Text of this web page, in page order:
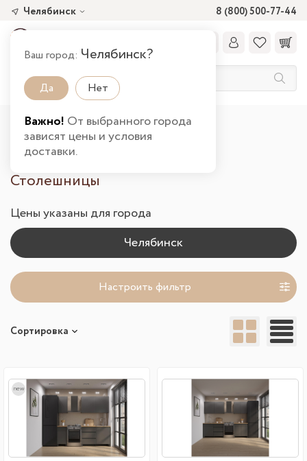
8 (800) 500-77-44
Челябинск
Ваш город: Челябинск?
Да Нет
Важно! От выбранного города
зависят цены и условия
доставки.
Главная Каталог товаров
Кухня
Столешницы в Челябинске
Столешницы
Цены указаны для города
Настроить фильтр
Сортировка
new